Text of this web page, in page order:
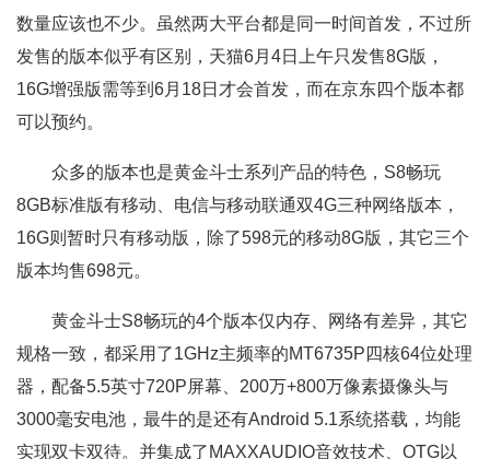
数量应该也不少。虽然两大平台都是同一时间首发，不过所
发售的版本似乎有区别，天猫6月4日上午只发售8G版，
16G增强版需等到6月18日才会首发，而在京东四个版本都
可以预约。
众多的版本也是黄金斗士系列产品的特色，S8畅玩
8GB标准版有移动、电信与移动联通双4G三种网络版本，
16G则暂时只有移动版，除了598元的移动8G版，其它三个
版本均售698元。
黄金斗士S8畅玩的4个版本仅内存、网络有差异，其它
规格一致，都采用了1GHz主频率的MT6735P四核64位处理
器，配备5.5英寸720P屏幕、200万+800万像素摄像头与
3000毫安电池，最牛的是还有Android 5.1系统搭载，均能
实现双卡双待。并集成了MAXXAUDIO音效技术、OTG以